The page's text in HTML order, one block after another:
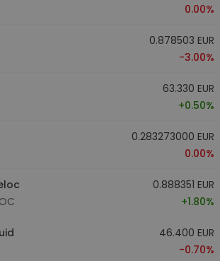
0.00%
0.878503 EUR
-3.00%
63.330 EUR
+0.50%
0.283273000 EUR
0.00%
0.888351 EUR
+1.80%
46.400 EUR
-0.70%